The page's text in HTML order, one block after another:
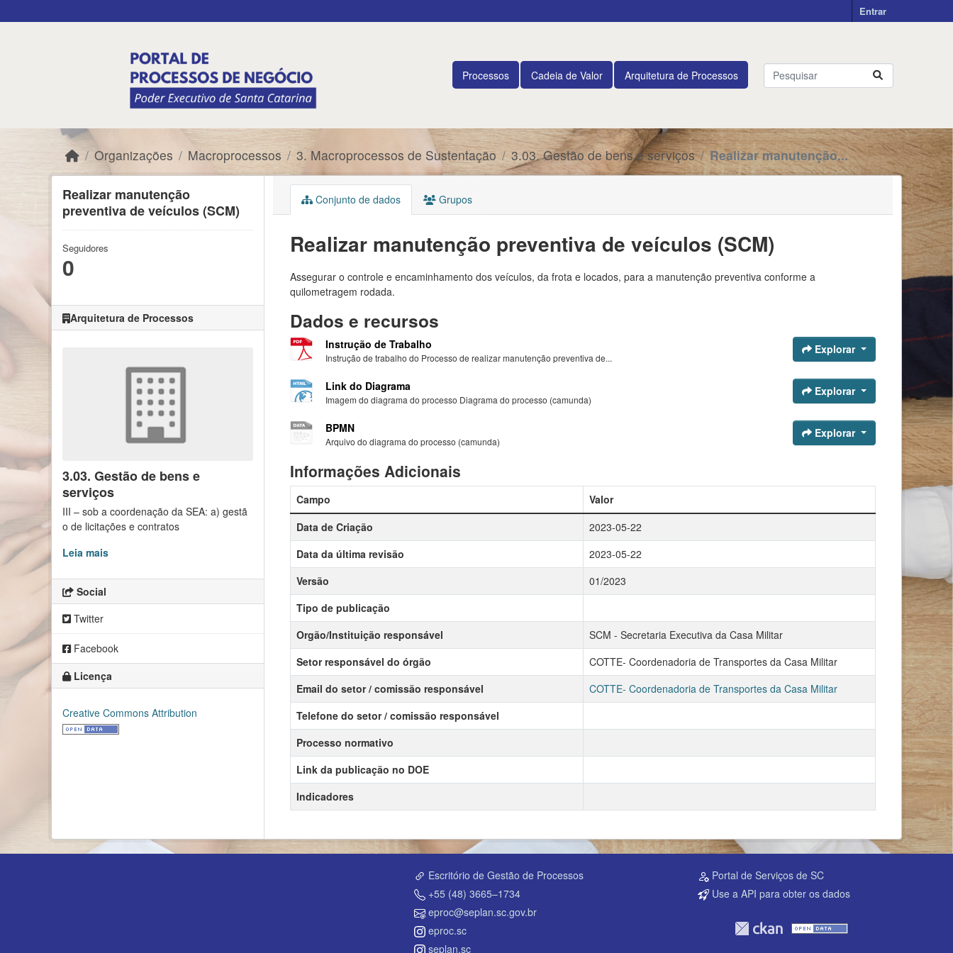
Entrar
Processos Cadeia de Valor Arquitetura de Processos
Organizações Macroprocessos 3. Macroprocessos de Sustentação 3.03. Gestão de bens e serviços Realizar manutenção...
Realizar manutenção
preventiva de veículos (SCM)
Seguidores
0
Arquitetura de Processos
3.03. Gestão de bens e
serviços
III – sob a coordenação da SEA: a) gestã
o de licitações e contratos
Leia mais
Social
Twitter
Facebook
Licença
Creative Commons Attribution
Conjunto de dados Grupos
Realizar manutenção preventiva de veículos (SCM)
Assegurar o controle e encaminhamento dos veículos, da frota e locados, para a manutenção preventiva conforme a
quilometragem rodada.
Dados e recursos
Instrução de Trabalho
Instrução de trabalho do Processo de realizar manutenção preventiva de...
Explorar
Link do Diagrama
Imagem do diagrama do processo Diagrama do processo (camunda)
Explorar
BPMN
Arquivo do diagrama do processo (camunda)
Explorar
Informações Adicionais
Campo
Valor
Data de Criação
2023-05-22
Data da última revisão
2023-05-22
Versão
01/2023
Tipo de publicação
Orgão/Instituição responsável
SCM - Secretaria Executiva da Casa Militar
Setor responsável do órgão
COTTE- Coordenadoria de Transportes da Casa Militar
Email do setor / comissão responsável
COTTE- Coordenadoria de Transportes da Casa Militar
Telefone do setor / comissão responsável
Processo normativo
Link da publicação no DOE
Indicadores
Escritório de Gestão de Processos
+55 (48) 3665–1734
eproc@seplan.sc.gov.br
eproc.sc
seplan.sc
Portal de Serviços de SC
Use a API para obter os dados